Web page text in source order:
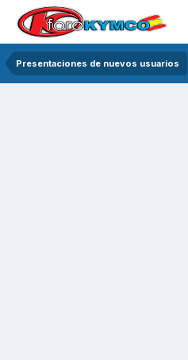
Presentaciones de nuevos usuarios